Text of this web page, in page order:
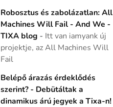
Robosztus és zabolázatlan: All
Machines Will Fail - And We -
TIXA blog - Itt van iamyank új
projektje, az All Machines Will
Fail
Belépő árazás érdeklődés
szerint? - Debütáltak a
dinamikus árú jegyek a Tixa-n!